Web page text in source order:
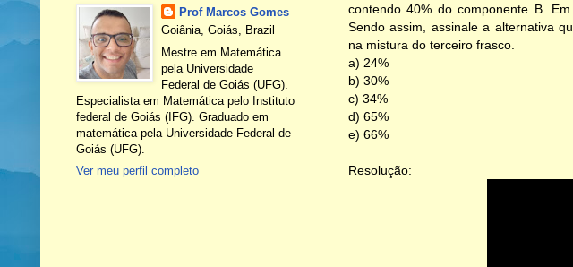
contendo 40% do componente B.
Sendo assim, assinale a alternativa
na mistura do terceiro frasco.
a) 24%
b) 30%
c) 34%
d) 65%
e) 66%
Resolução:
Prof Marcos Gomes
Goiânia, Goiás, Brazil
Mestre em Matemática
pela Universidade
Federal de Goiás (UFG).
Especialista em Matemática pelo Instituto
federal de Goiás (IFG). Graduado em
matemática pela Universidade Federal de
Goiás (UFG).
Ver meu perfil completo